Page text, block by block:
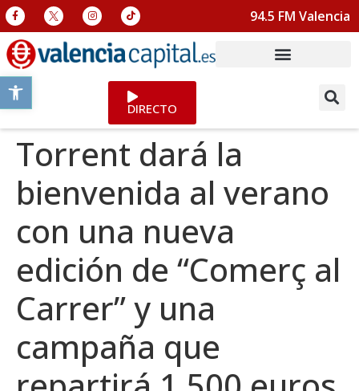
Abrir barra de herramientas
94.5 FM Valencia
DIRECTO
Torrent dará la
bienvenida al verano
con una nueva
edición de “Comerç al
Carrer” y una
campaña que